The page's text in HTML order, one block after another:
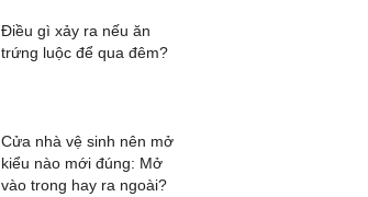
Điều gì xảy ra nếu ăn
trứng luộc để qua đêm?
Cửa nhà vệ sinh nên mở
kiểu nào mới đúng: Mở
vào trong hay ra ngoài?